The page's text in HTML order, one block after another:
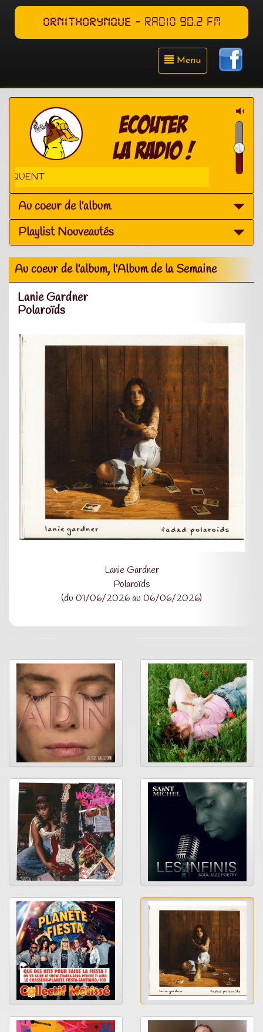
ORNITHORYNQUE - RADIO 90.2 FM
Menu
LES OREILLES
Au coeur de l'album
Playlist Nouveautés
Au coeur de l'album, l'Album de la Semaine
Lanie Gardner
Polaroïds
Lanie Gardner
Polaroïds
(du 01/06/2026 au 06/06/2026)